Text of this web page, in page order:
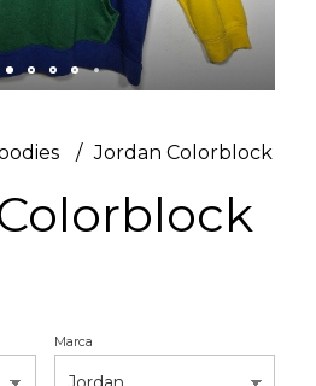
Jordan Colorblock
Marca